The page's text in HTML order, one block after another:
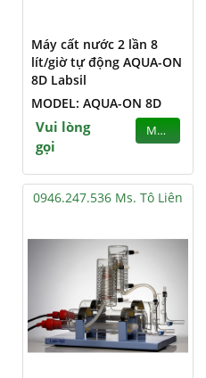
Máy cất nước 2 lần 8
lít/giờ tự động AQUA-ON
8D Labsil
MODEL: AQUA-ON 8D
Vui lòng
gọi
MUA
0946.247.536 Ms. Tô Liên